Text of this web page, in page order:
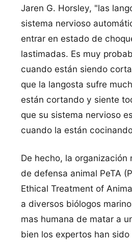
Jaren G. Horsley, "las
sistema nervioso
entrar en estado de
lastimadas. Es muy
cuando están siendo
que la langosta sufre
están cortando y siente
que su sistema nervioso
cuando la están
De hecho, la organización
de defensa animal PeTA
Ethical Treatment of
a diversos biólogos
mas humana de matar a
bien los expertos han